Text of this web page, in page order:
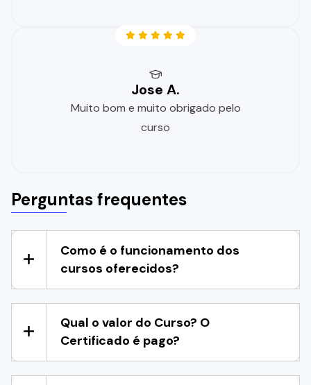
Jose A.
Muito bom e muito obrigado pelo
curso
Perguntas frequentes
Como é o funcionamento dos
cursos oferecidos?
Qual o valor do Curso? O
Certificado é pago?